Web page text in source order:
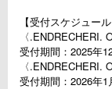
【受付スケジュール
〈.ENDRECHERI.
受付期間：2025年
〈.ENDRECHERI.
受付期間：2026年